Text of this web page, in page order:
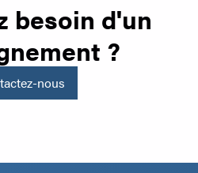
besoin d'un
?
nous